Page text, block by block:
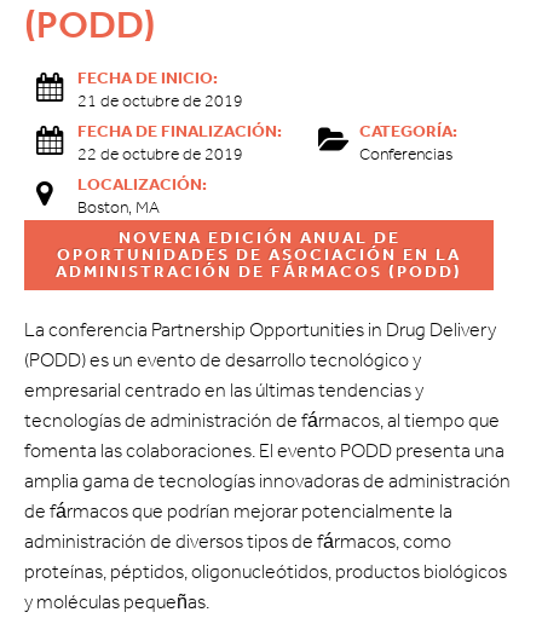
(PODD)
FECHA DE INICIO:
21 de octubre de 2019
FECHA DE FINALIZACIÓN:
22 de octubre de 2019
CATEGORÍA:
Conferencias
LOCALIZACIÓN:
Boston, MA
NOVENA EDICIÓN ANUAL DE
OPORTUNIDADES DE ASOCIACIÓN EN LA
ADMINISTRACIÓN DE FÁRMACOS (PODD)
La conferencia Partnership Opportunities in Drug Delivery
(PODD) es un evento de desarrollo tecnológico y
empresarial centrado en las últimas tendencias y
tecnologías de administración de fármacos, al tiempo que
fomenta las colaboraciones. El evento PODD presenta una
amplia gama de tecnologías innovadoras de administración
de fármacos que podrían mejorar potencialmente la
administración de diversos tipos de fármacos, como
proteínas, péptidos, oligonucleótidos, productos biológicos
y moléculas pequeñas.